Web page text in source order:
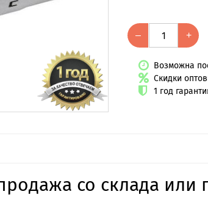
– +
Возможна
Скидки
1 год
со склада или